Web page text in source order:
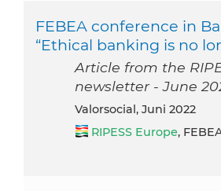
FEBEA conference in
“Ethical banking is no
Article from the
newsletter - June
Valorsocial, Juni 2022
RIPESS Europe,